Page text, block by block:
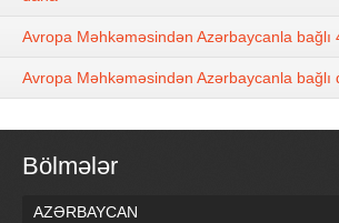
Avropa Məhkəməsindən Azərbaycanla bağlı
Avropa Məhkəməsindən Azərbaycanla bağlı
Bölmələr
AZƏRBAYCAN